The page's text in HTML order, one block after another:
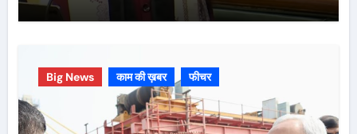
Big News काम की ख़बर फीचर